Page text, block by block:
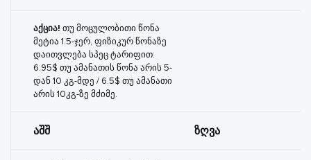
აქცია! თუ მოცულობითი წონა
მეტია 1.5-ჯერ, ფიზიკურ წონაზე
დაითვლება სპეც ტარიფით:
6.95$ თუ ამანათის წონა არის 5-
დან 10 კგ-მდე / 6.5$ თუ ამანათი
არის 10კგ-ზე მძიმე.
აშშ ზღვა